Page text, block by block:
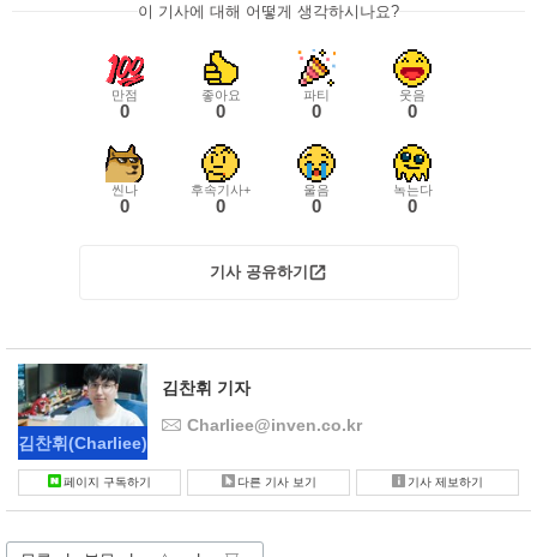
이 기사에 대해 어떻게 생각하시나요?
만점
0
좋아요
0
파티
0
웃음
0
씬나
0
후속기사+
0
울음
0
녹는다
0
기사 공유하기
김찬휘(Charliee)
김찬휘 기자
Charliee@inven.co.kr
페이지 구독하기 다른 기사 보기 기사 제보하기